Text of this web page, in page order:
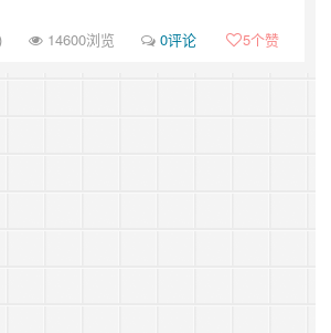
14600浏览 0评论 5个赞